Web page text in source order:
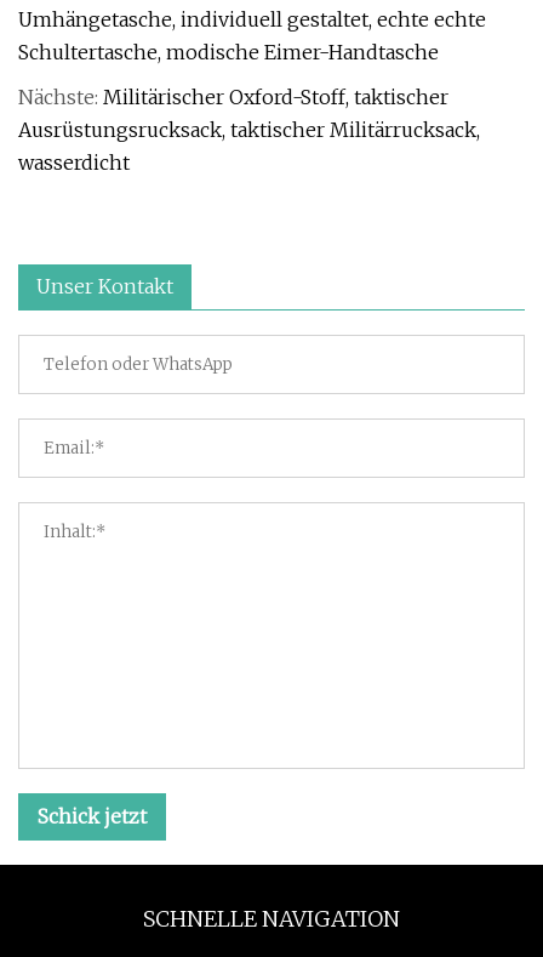
Umhängetasche, individuell gestaltet, echte echte
Schultertasche, modische Eimer-Handtasche
Nächste: Militärischer Oxford-Stoff, taktischer
Ausrüstungsrucksack, taktischer Militärrucksack,
wasserdicht
Unser Kontakt
Schick jetzt
SCHNELLE NAVIGATION